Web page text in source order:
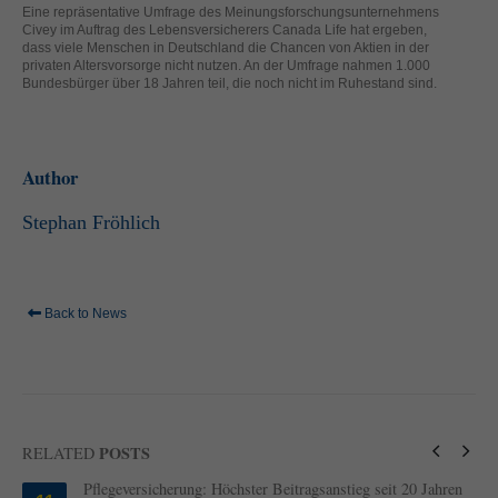
Eine repräsentative Umfrage des Meinungsforschungsunternehmens
Civey im Auftrag des Lebensversicherers Canada Life hat ergeben,
dass viele Menschen in Deutschland die Chancen von Aktien in der
privaten Altersvorsorge nicht nutzen. An der Umfrage nahmen 1.000
Bundesbürger über 18 Jahren teil, die noch nicht im Ruhestand sind.
Author
Stephan Fröhlich
Back to News
RELATED POSTS
Pflegeversicherung: Höchster Beitragsanstieg seit 20 Jahren
helfen, diese Website und Ihre Erfahrung zu verbessern.
Personenbezogene Daten können verarbeitet werden (z. B. IP-
Adressen), z. B. für personalisierte Anzeigen und Inhalte oder
Anzeigen- und Inhaltsmessung. Weitere Informationen über die
weitere Informationen anzeigen lassen und so nur bestimmte
Datenschutzeinstellungen
Externe Medien (2)